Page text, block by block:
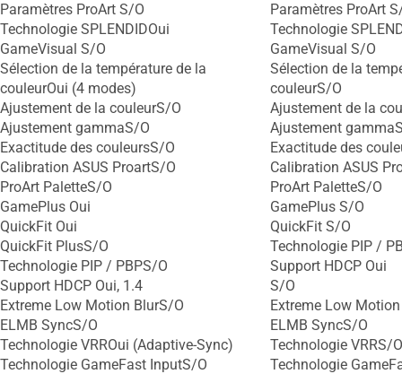
Paramètres ProArt S/O
Technologie SPLENDIDOui
GameVisual S/O
Sélection de la température de la
couleurOui (4 modes)
Ajustement de la couleurS/O
Ajustement gammaS/O
Exactitude des couleursS/O
Calibration ASUS ProartS/O
ProArt PaletteS/O
GamePlus Oui
QuickFit Oui
QuickFit PlusS/O
Technologie PIP / PBPS/O
Support HDCP Oui, 1.4
Extreme Low Motion BlurS/O
ELMB SyncS/O
Technologie VRROui (Adaptive-Sync)
Technologie GameFast InputS/O
Paramètres ProArt
Technologie
GameVisual S/O
Sélection de la
couleurS/O
Ajustement de la
Ajustement
Exactitude des
Calibration ASUS
ProArt PaletteS/O
GamePlus S/O
QuickFit S/O
Technologie PIP /
Support HDCP Oui
S/O
Extreme Low
ELMB SyncS/O
Technologie VRRS/O
Technologie